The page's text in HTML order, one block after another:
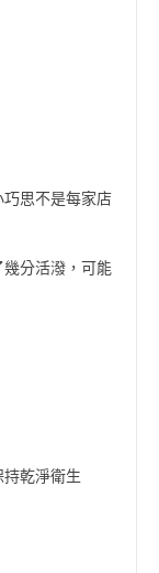
思不是每家店
分活潑，可能
乾淨衛生